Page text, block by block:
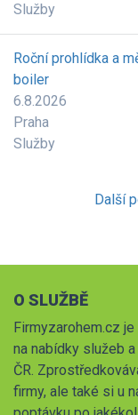
Služby
Roční prohlídka a
boiler
6.8.2026
Praha
Služby
Další
O SLUŽBĚ
Firmyzarohem.cz
na nabídky služeb
ČR.
firmy, ale také si u